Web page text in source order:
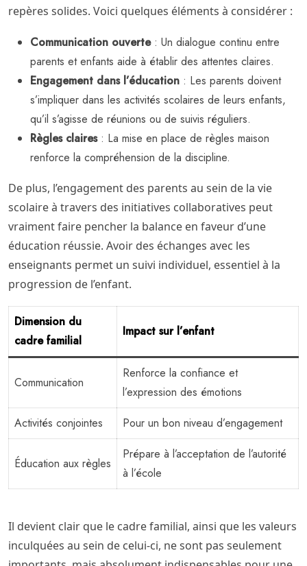
repères solides. Voici quelques éléments à considérer :
Communication ouverte: Un dialogue continu entre
parents et enfants aide à établir des attentes claires.
Engagement dans l’éducation : Les parents doivent
s’impliquer dans les activités scolaires de leurs enfants,
qu’il s’agisse de réunions ou de suivis réguliers.
Règles claires: La mise en place de règles maison
renforce la compréhension de la discipline.
De plus, l’engagement des parents au sein de la vie
scolaire à travers des initiatives collaboratives peut
vraiment faire pencher la balance en faveur d’une
éducation réussie. Avoir des échanges avec les
enseignants permet un suivi individuel, essentiel à la
progression de l’enfant.
Dimension du
cadre familial
Impact sur l’enfant
Communication
Renforce la confiance et
l’expression des émotions
Activités conjointes
Pour un bon niveau d’engagement
Éducation aux règles
Prépare à l’acceptation de l’autorité
à l’école
Il devient clair que le cadre familial, ainsi que les valeurs
inculquées au sein de celui-ci, ne sont pas seulement